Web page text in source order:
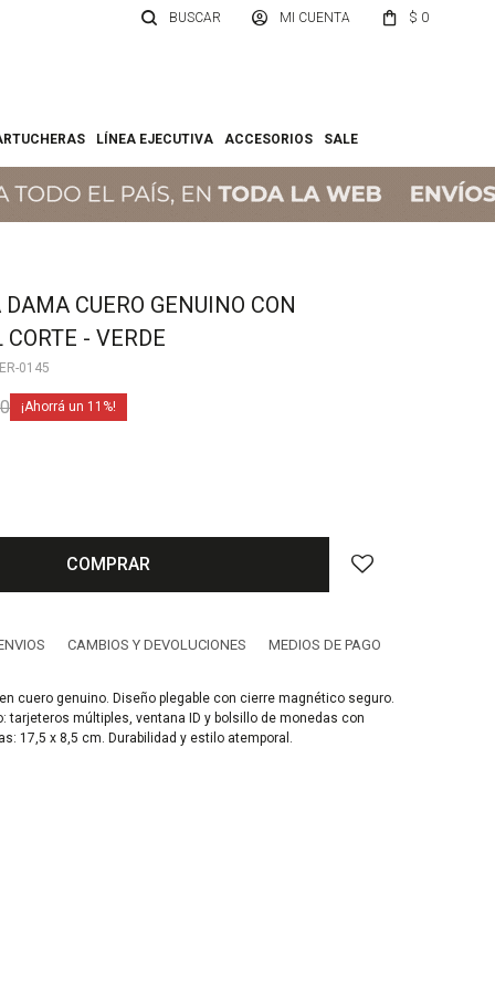
LÍNEA EJECUTIVA ACCESORIOS SALE
$ 0
CUERO GENUINO CON
CORTE - VERDE
0145
11
COMPRAR
CAMBIOS Y DEVOLUCIONES MEDIOS DE PAGO
cuero genuino. Diseño plegable con cierre magnético seguro.
tarjeteros múltiples, ventana ID y bolsillo de monedas con
17,5 x 8,5 cm. Durabilidad y estilo atemporal.